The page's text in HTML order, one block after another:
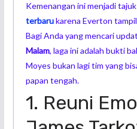
Kemenangan ini menjadi
terbarukarena Everton
Bagi Anda yang mencari
Malam, laga ini adalah bukti
Moyes bukan lagi tim yang
papan tengah.
1. Reuni